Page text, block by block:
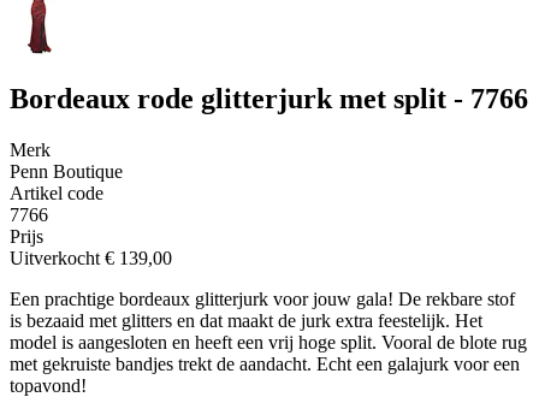
Bordeaux rode glitterjurk met split - 7766
Merk
Penn Boutique
Artikel code
7766
Prijs
Uitverkocht € 139,00
Een prachtige bordeaux glitterjurk voor jouw gala! De rekbare stof
is bezaaid met glitters en dat maakt de jurk extra feestelijk. Het
model is aangesloten en heeft een vrij hoge split. Vooral de blote rug
met gekruiste bandjes trekt de aandacht. Echt een galajurk voor een
topavond!